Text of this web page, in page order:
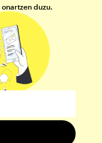
onartzen duzu.